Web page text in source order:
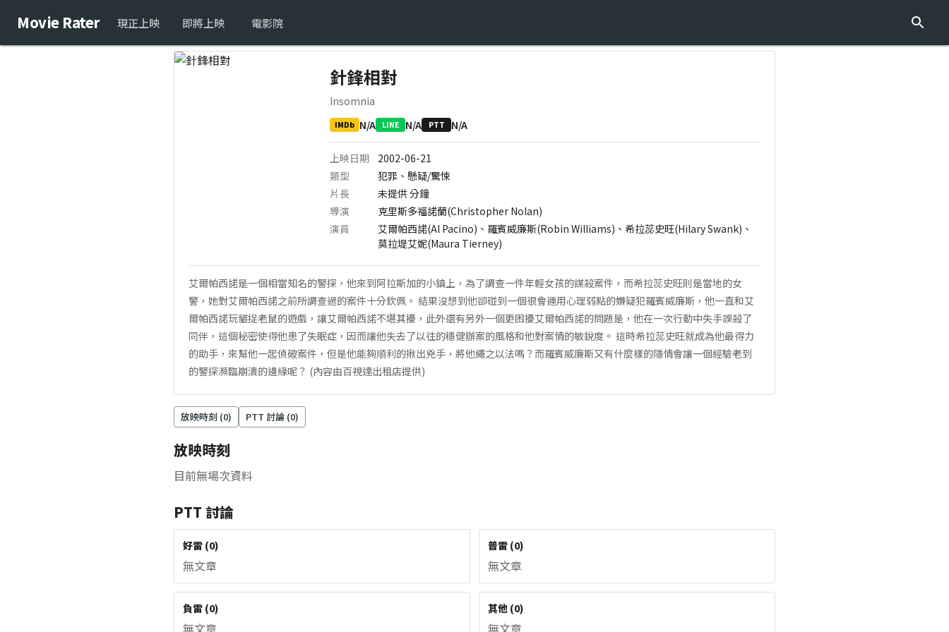
Movie Rater 現正上映 即將上映 電影院
針鋒相對
Insomnia
IMDb N/A LINE N/A PTT N/A
上映日期
2002-06-21
類型
犯罪、懸疑/驚悚
片長
未提供分鐘
導演
克里斯多福諾蘭(Christopher Nolan)
演員
艾爾帕西諾(Al Pacino)、羅賓威廉斯(Robin Williams)、希拉蕊史旺(Hilary Swank)、
莫拉堤艾妮(Maura Tierney)
艾爾帕西諾是一個相當知名的警探，他來到阿拉斯加的小鎮上，為了調查一件年輕女孩的謀殺案件，而希拉蕊史旺則是當地的女
警，她對艾爾帕西諾之前所調查過的案件十分欽佩。 結果沒想到他卻碰到一個很會運用心理弱點的嫌疑犯羅賓威廉斯，他一直和艾
爾帕西諾玩貓捉老鼠的遊戲，讓艾爾帕西諾不堪其擾，此外還有另外一個更困擾艾爾帕西諾的問題是，他在一次行動中失手誤殺了
同伴，這個秘密使得他患了失眠症，因而讓他失去了以往的穩健辦案的風格和他對案情的敏銳度。 這時希拉蕊史旺就成為他最得力
的助手，來幫他一起偵破案件，但是他能夠順利的揪出兇手，將他繩之以法嗎？而羅賓威廉斯又有什麼樣的隱情會讓一個經驗老到
的警探瀕臨崩潰的邊緣呢？ (內容由百視達出租店提供)
放映時刻 (0) PTT 討論 (0)
放映時刻
目前無場次資料
PTT 討論
好雷 (0)
無文章
普雷 (0)
無文章
負雷 (0) 其他 (0)